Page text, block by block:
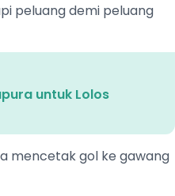
peluang demi peluang
untuk Lolos
mencetak gol ke gawang